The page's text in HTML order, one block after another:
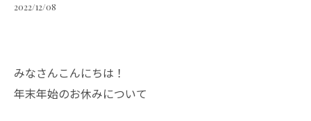
2022/12/08
みなさんこんにちは！
年末年始のお休みについて